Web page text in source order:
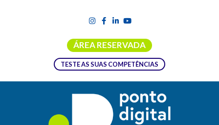
ÁREA RESERVADA
TESTE AS SUAS COMPETÊNCIAS